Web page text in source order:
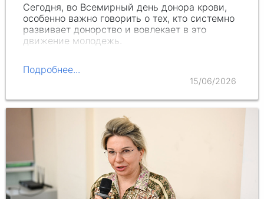
Сегодня, во Всемирный день донора крови,
особенно важно говорить о тех, кто системно
развивает донорство и вовлекает в это
движение молодежь.
Подробнее...
15/06/2026